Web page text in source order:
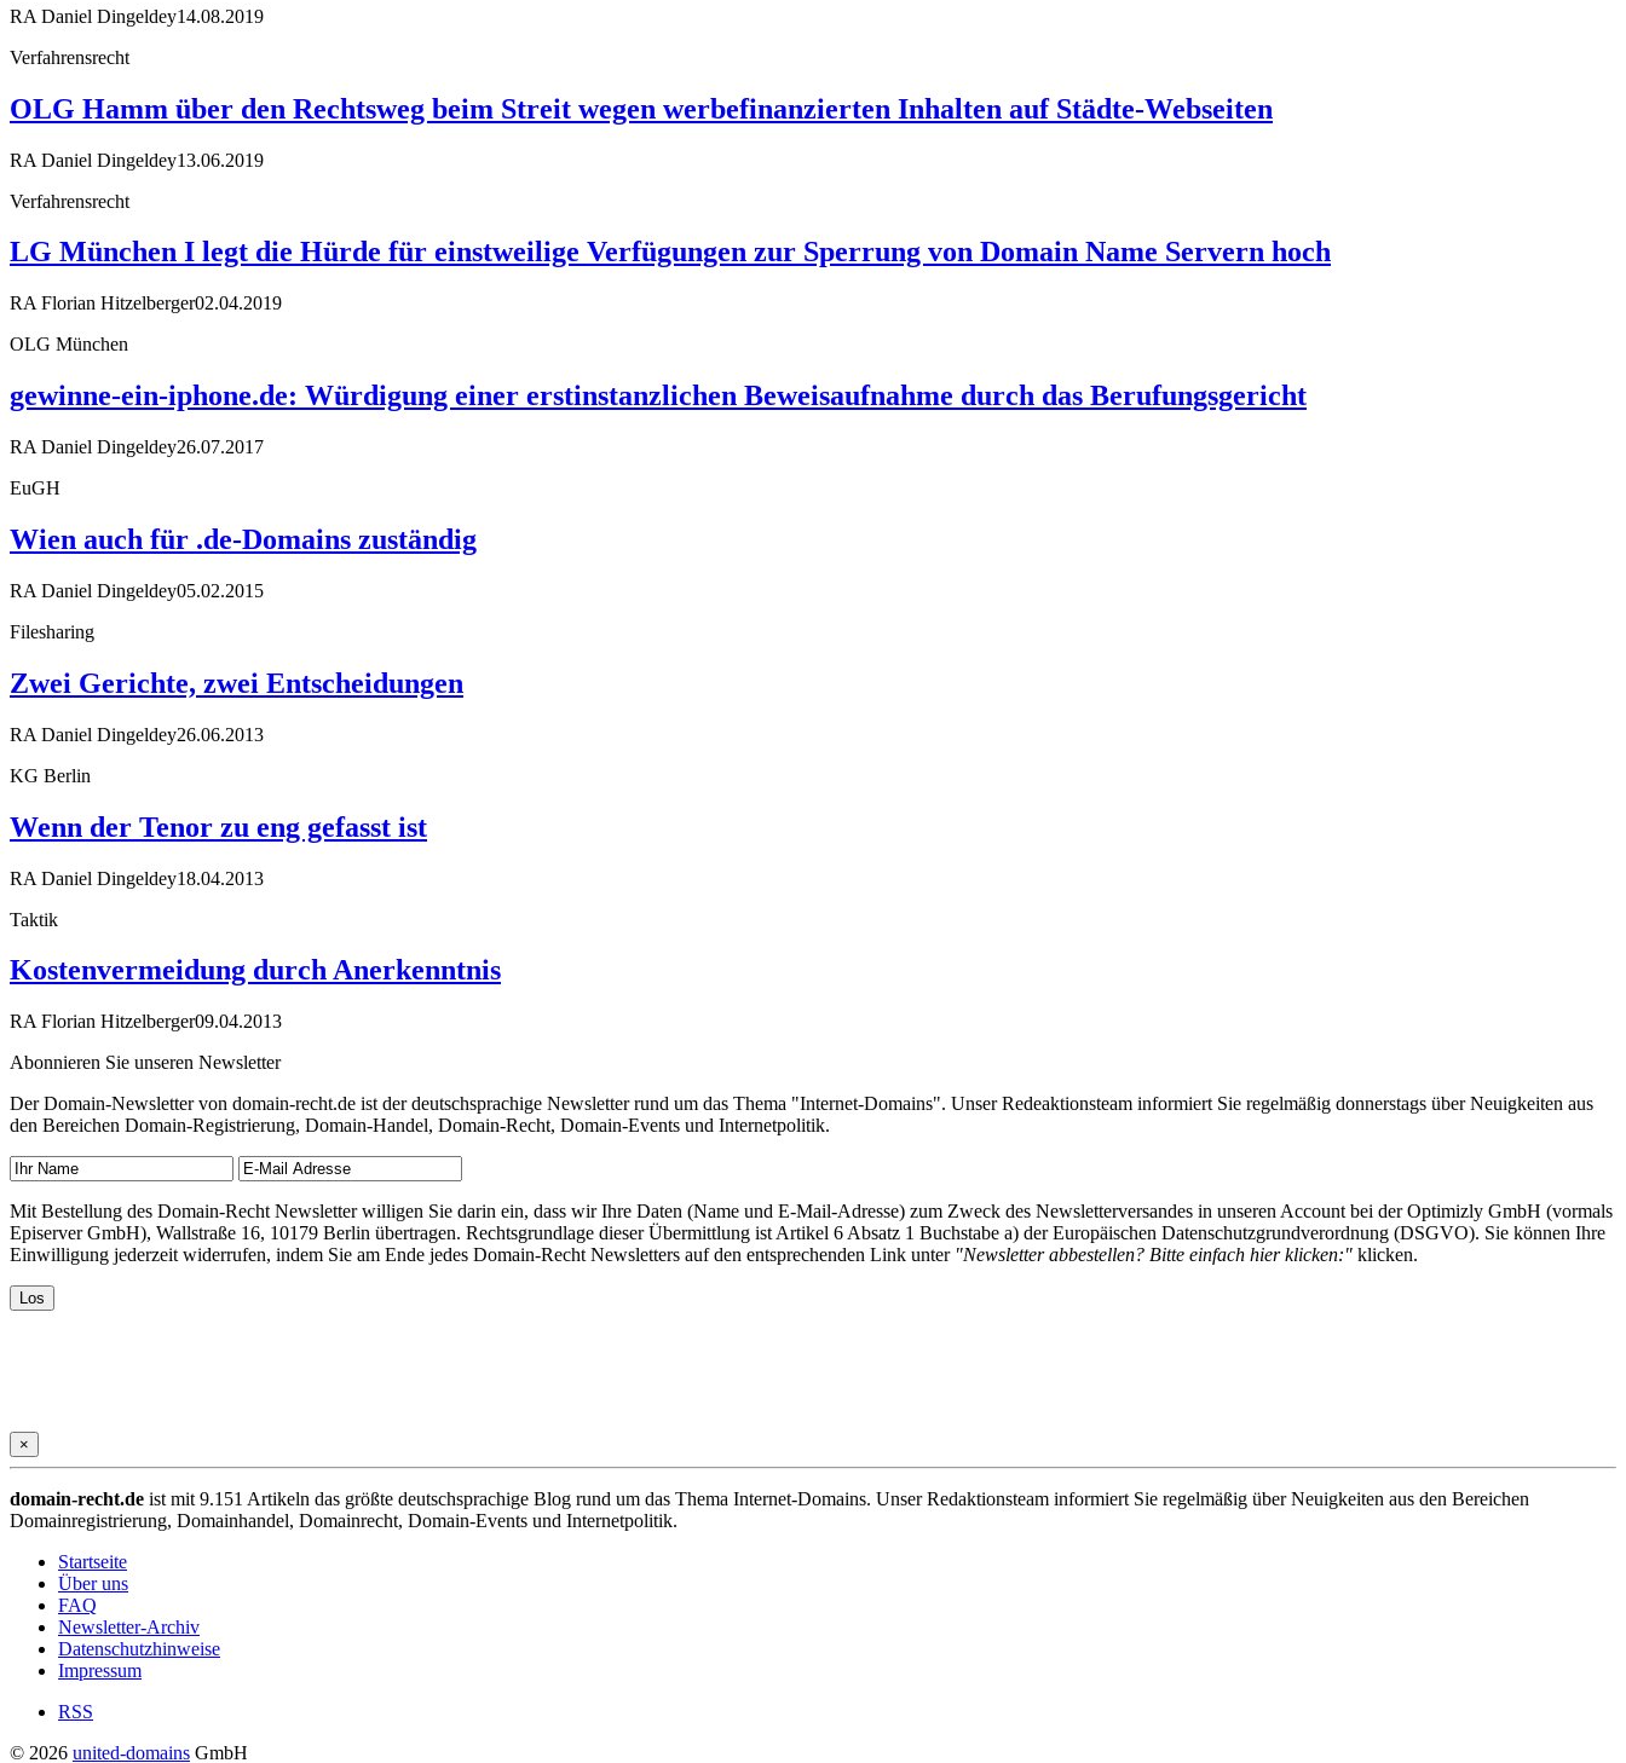
RA Daniel Dingeldey14.08.2019
Verfahrensrecht
OLG Hamm über den Rechtsweg beim Streit wegen werbefinanzierten Inhalten auf Städte-Webseiten
RA Daniel Dingeldey13.06.2019
Verfahrensrecht
LG München I legt die Hürde für einstweilige Verfügungen zur Sperrung von Domain Name Servern hoch
RA Florian Hitzelberger02.04.2019
OLG München
gewinne-ein-iphone.de: Würdigung einer erstinstanzlichen Beweisaufnahme durch das Berufungsgericht
RA Daniel Dingeldey26.07.2017
EuGH
Wien auch für .de-Domains zuständig
RA Daniel Dingeldey05.02.2015
Filesharing
Zwei Gerichte, zwei Entscheidungen
RA Daniel Dingeldey26.06.2013
KG Berlin
Wenn der Tenor zu eng gefasst ist
RA Daniel Dingeldey18.04.2013
Taktik
Kostenvermeidung durch Anerkenntnis
RA Florian Hitzelberger09.04.2013
Abonnieren Sie unseren Newsletter
Der Domain-Newsletter von domain-recht.de ist der deutschsprachige Newsletter rund um das Thema "Internet-Domains". Unser Redeaktionsteam informiert Sie regelmäßig donnerstags über Neuigkeiten aus
den Bereichen Domain-Registrierung, Domain-Handel, Domain-Recht, Domain-Events und Internetpolitik.
Mit Bestellung des Domain-Recht Newsletter willigen Sie darin ein, dass wir Ihre Daten (Name und E-Mail-Adresse) zum Zweck des Newsletterversandes in unseren Account bei der Optimizly GmbH (vormals
Episerver GmbH), Wallstraße 16, 10179 Berlin übertragen. Rechtsgrundlage dieser Übermittlung ist Artikel 6 Absatz 1 Buchstabe a) der Europäischen Datenschutzgrundverordnung (DSGVO). Sie können Ihre
Einwilligung jederzeit widerrufen, indem Sie am Ende jedes Domain-Recht Newsletters auf den entsprechenden Link unter "Newsletter abbestellen? Bitte einfach hier klicken:" klicken.
×
domain-recht.de ist mit 9.151 Artikeln das größte deutschsprachige Blog rund um das Thema Internet-Domains. Unser Redaktionsteam informiert Sie regelmäßig über Neuigkeiten aus den Bereichen
Domainregistrierung, Domainhandel, Domainrecht, Domain-Events und Internetpolitik.
Startseite
Über uns
FAQ
Newsletter-Archiv
Datenschutzhinweise
Impressum
RSS
© 2026 united-domains GmbH